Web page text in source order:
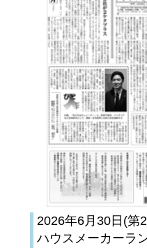
2026年6月30日(第
ハウスメーカーラ